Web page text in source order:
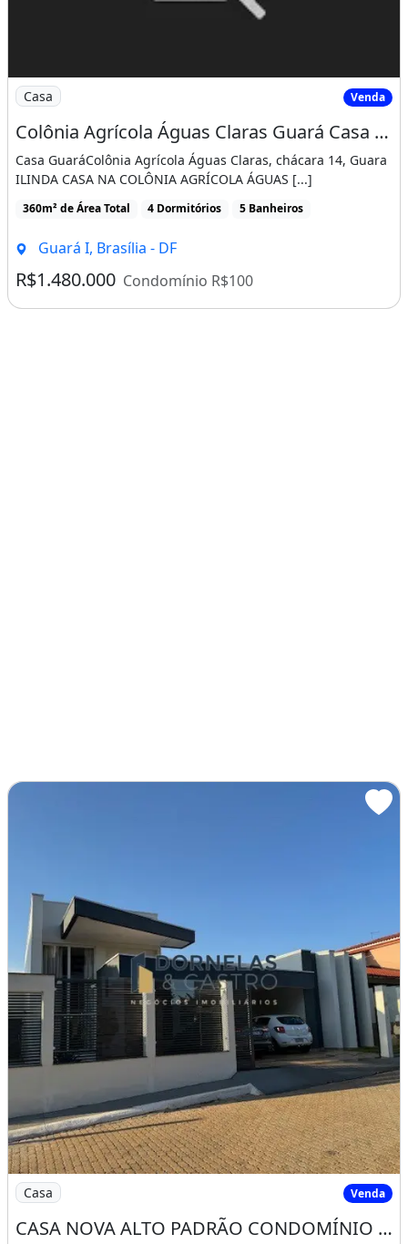
Imagem: Colônia Agrícola Águas Claras Guará
Casa Venda
Colônia Agrícola Águas Claras Guará Casa 4 Quartos 3 Suítes 5 Vagas Lote 900 m²
Casa GuaráColônia Agrícola Águas Claras, chácara 14, Guara
ILINDA CASA NA COLÔNIA AGRÍCOLA ÁGUAS [...]
360m² de Área Total 4 Dormitórios 5 Banheiros
Guará I, Brasília - DF
R$1.480.000 Condomínio R$100
Imagem: CASA NOVA ALTO PADRÃO CONDOMÍNIO
Casa Venda
CASA NOVA ALTO PADRÃO CONDOMÍNIO FECHADO NO GUARAPARK A 200 METROS DA VIA EPTG ESTUDA